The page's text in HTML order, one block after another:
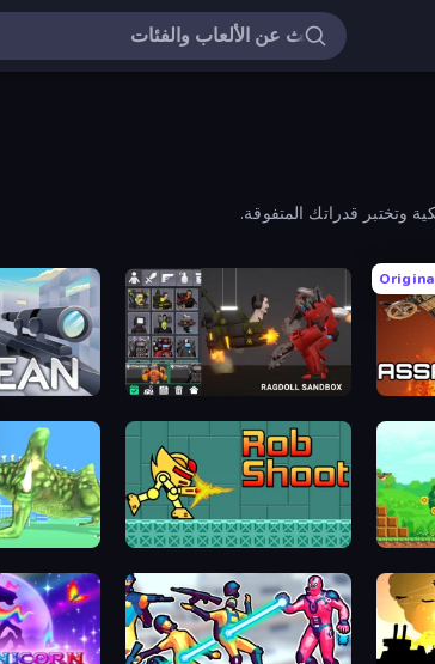
وتختبر قدراتك المتفوقة.
Last Play: Ragdoll Sandbox
Mazean
RobShoot
Silly Walkers